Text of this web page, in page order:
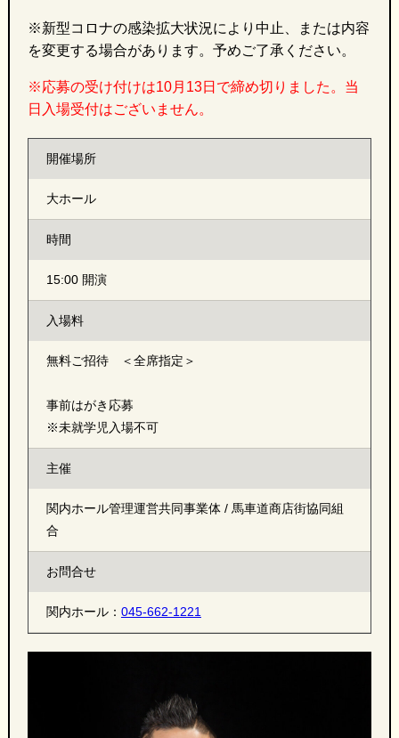
※新型コロナの感染拡大状況により中止、または内容
を変更する場合があります。予めご了承ください。
※応募の受け付けは10月13日で締め切りました。当
日入場受付はございません。
開催場所
大ホール
時間
15:00 開演
入場料
無料ご招待 ＜全席指定＞
事前はがき応募
※未就学児入場不可
主催
関内ホール管理運営共同事業体 / 馬車道商店街協同組
合
お問合せ
関内ホール： 045-662-1221